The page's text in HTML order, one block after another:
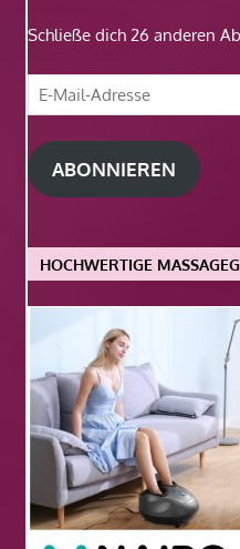
Schließe dich 26 anderen
E-
Mail-
Adresse
ABONNIEREN
HOCHWERTIGE